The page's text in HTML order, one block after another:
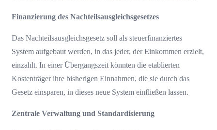
Finanzierung des Nachteilsausgleichsgesetzes
Das Nachteilsausgleichsgesetz soll als steuerfinanziertes
System aufgebaut werden, in das jeder, der Einkommen erzielt,
einzahlt. In einer Übergangszeit könnten die etablierten
Kostenträger ihre bisherigen Einnahmen, die sie durch das
Gesetz einsparen, in dieses neue System einfließen lassen.
Zentrale Verwaltung und Standardisierung